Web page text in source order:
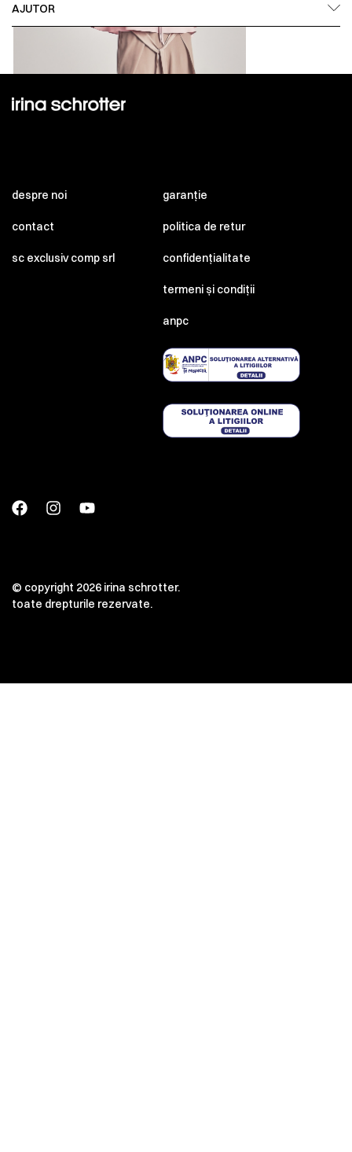
AJUTOR
despre noi
contact
sc exclusiv comp srl
garanție
politica de retur
confidențialitate
termeni și condiții
anpc
© copyright 2026 irina schrotter.
toate drepturile rezervate.